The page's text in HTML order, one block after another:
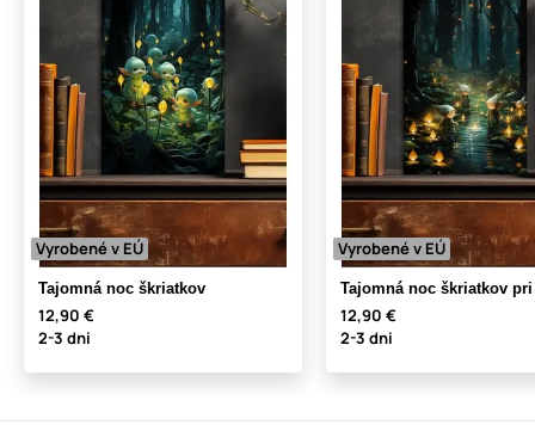
Vyrobené v EÚ
Tajomná noc škriatkov
12,90 €
2-3 dni
Vyrobené v EÚ
Tajomná noc škriatkov
12,90 €
2-3 dni